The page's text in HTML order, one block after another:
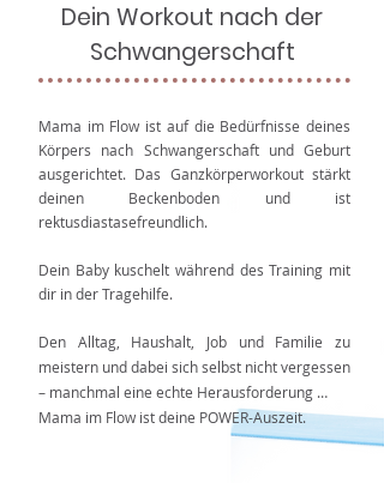
Dein Workout nach der
Schwangerschaft
Mama im Flow ist auf die Bedürfnisse deines
Körpers nach Schwangerschaft und Geburt
ausgerichtet. Das Ganzkörperworkout stärkt
deinen Beckenboden und ist
rektusdiastasefreundlich.
Dein Baby kuschelt während des Training mit
dir in der Tragehilfe.
Den Alltag, Haushalt, Job und Familie zu
meistern und dabei sich selbst nicht vergessen
– manchmal eine echte Herausforderung …
Mama im Flow ist deine POWER-Auszeit.